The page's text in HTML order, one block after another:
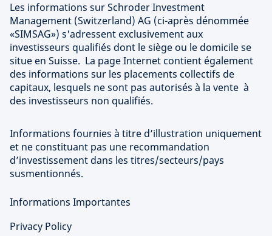
Les informations sur Schroder Investment
Management (Switzerland) AG (ci-après dénommée
«SIMSAG») s'adressent exclusivement aux
investisseurs qualifiés dont le siège ou le domicile se
situe en Suisse. La page Internet contient également
des informations sur les placements collectifs de
capitaux, lesquels ne sont pas autorisés à la vente à
des investisseurs non qualifiés.
Informations fournies à titre d’illustration uniquement
et ne constituant pas une recommandation
d’investissement dans les titres/secteurs/pays
susmentionnés.
Informations Importantes
Privacy Policy